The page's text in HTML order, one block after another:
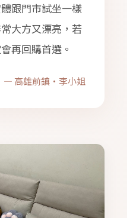
跟門市試坐一樣
大方又漂亮，若
再回購首選。
— 高雄前鎮・李小姐